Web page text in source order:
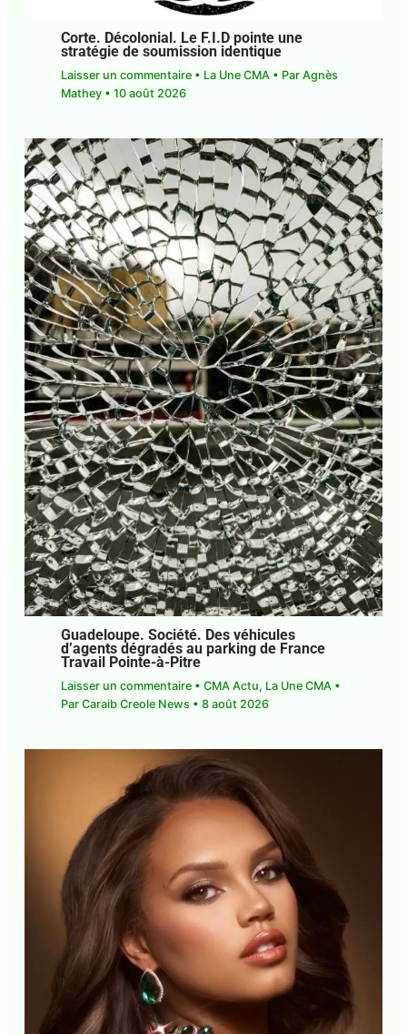
Corte. Décolonial. Le F.I.D pointe une
stratégie de soumission identique
Laisser un commentaire • La Une CMA• Par
Agnès Mathey•10 août 2026
Guadeloupe. Société. Des véhicules
d’agents dégradés au parking de France
Travail Pointe-à-Pitre
Laisser un commentaire •
• ParCaraib Creole News •8 août 2026
E-mail*
J'acceptel'accord de confidentialité